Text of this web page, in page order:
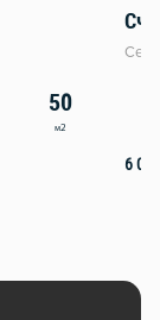
50
м2
6 000